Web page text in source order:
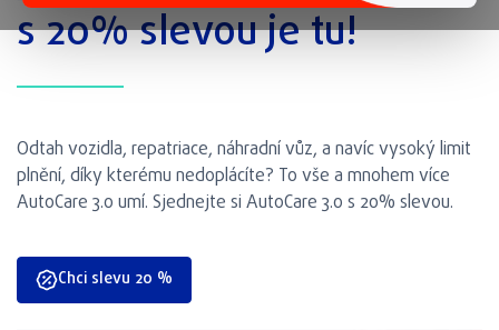
s 20% slevou je tu!
Odtah vozidla, repatriace, náhradní vůz, a navíc vysoký limit
plnění, díky kterému nedoplácíte? To vše a mnohem více
AutoCare 3.0 umí. Sjednejte si AutoCare 3.0 s 20% slevou.
Chci slevu 20 %